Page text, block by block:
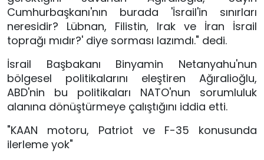
Cumhurbaşkanı'nın burada 'İsrail'in sınırları
neresidir? Lübnan, Filistin, Irak ve İran İsrail
toprağı mıdır?' diye sorması lazımdı." dedi.
İsrail Başbakanı Binyamin Netanyahu'nun
bölgesel politikalarını eleştiren Ağıralioğlu,
ABD'nin bu politikaları NATO'nun sorumluluk
alanına dönüştürmeye çalıştığını iddia etti.
"KAAN motoru, Patriot ve F-35 konusunda
ilerleme yok"